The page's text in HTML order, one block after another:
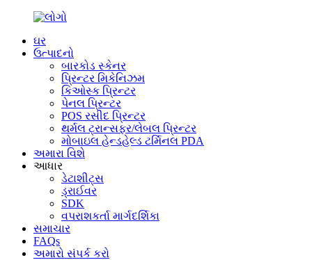
ઘર
ઉત્પાદનો
બારકોડ સ્કેનર
પ્રિન્ટર મિકેનિઝમ
કિઓસ્ક પ્રિન્ટર
પેનલ પ્રિન્ટર
POS રસીદ પ્રિન્ટર
થર્મલ ટ્રાન્સફર/લેબલ પ્રિન્ટર
મોબાઇલ હેન્ડહેલ્ડ ટર્મિનલ PDA
અમારા વિશે
આધાર
ડેટાશીટ્સ
ડ્રાઈવર
SDK
વપરાશકર્તા માર્ગદર્શિકા
સમાચાર
FAQs
અમારો સંપર્ક કરો